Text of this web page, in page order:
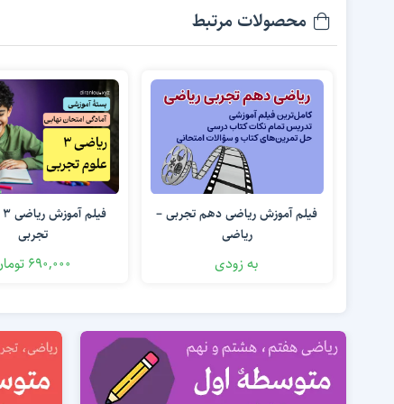
محصولات مرتبط
فیلم آموزش ریاضی دهم تجربی –
ریاضی
به زودی
تجربی
690,000 تومان